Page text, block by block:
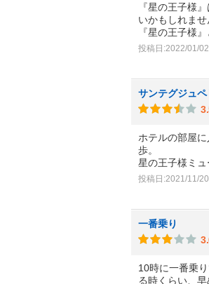
『星の王子様
いかもしれませ
『星の王子様
投稿日:2022/01/02
サンテグジュ
ホテルの部屋
歩。
星の王子様ミ
投稿日:2021/11/20
一番乗り
10時に一番乗
る時くらい、